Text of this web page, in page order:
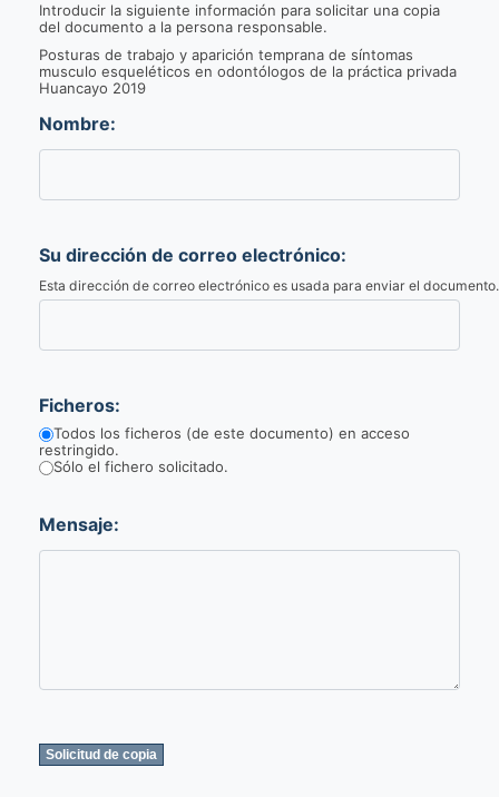
Introducir la siguiente información para solicitar una copia
del documento a la persona responsable.
Posturas de trabajo y aparición temprana de síntomas
musculo esqueléticos en odontólogos de la práctica privada
Huancayo 2019
Nombre:
Su dirección de correo electrónico:
Esta dirección de correo electrónico es usada para enviar el documento.
Ficheros:
Todos los ficheros (de este documento) en acceso
restringido.
Sólo el fichero solicitado.
Mensaje: